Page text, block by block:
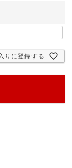
りに登録する